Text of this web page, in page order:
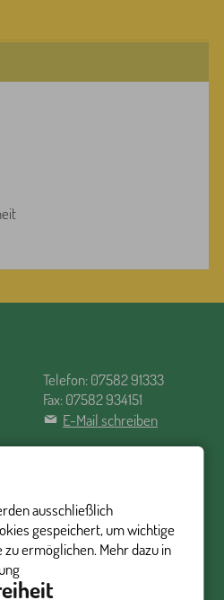
Telefon: 07582 91333
Fax: 07582 934151
E-Mail schreiben
ausschließlich
gespeichert, um wichtige
zu ermöglichen. Mehr dazu in